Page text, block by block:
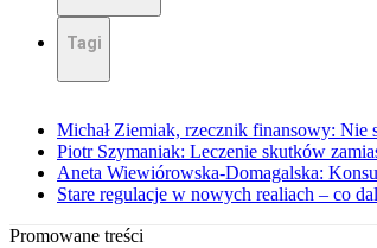
Tagi
Michał Ziemiak, rzecznik finansowy: Nie
Piotr Szymaniak: Leczenie skutków
Aneta Wiewiórowska-Domagalska:
Stare regulacje w nowych realiach – co
Promowane treści